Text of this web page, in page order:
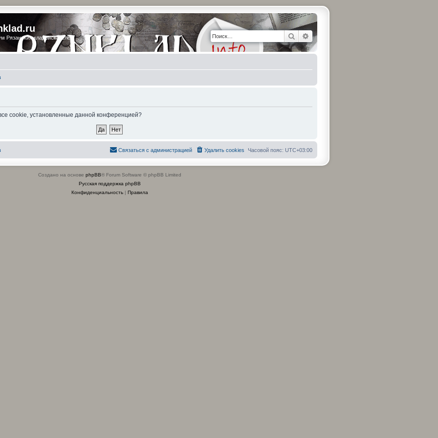
Рязанских кладоискателей ПоискРасширенный поиск
cookie, установленные данной конференцией?
Часовой пояс: UTC+03:00
Удалить cookies
Связаться с администрацией
Создано на основе phpBB® Forum Software © phpBB Limited
Русская поддержка phpBB
Конфиденциальность| Правила